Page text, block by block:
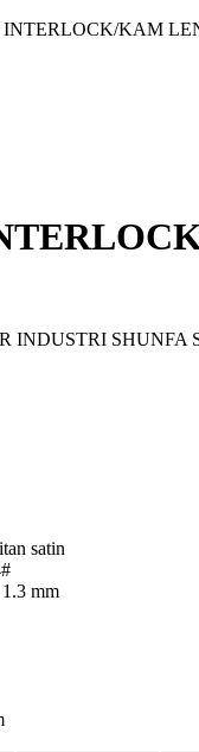
KAM
SHUNFA
satin
mm